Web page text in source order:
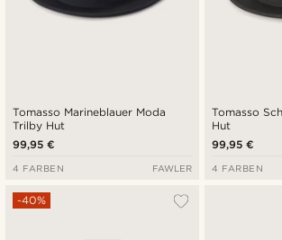
Tomasso Marineblauer Moda
Trilby Hut
99,95 €
4 FARBEN FAWLER
Tomasso
Hut
99,95 €
4 FARBEN
-40%